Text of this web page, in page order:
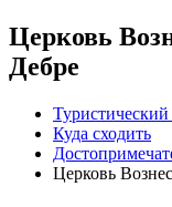
Церковь
Дебре
Куда сходить
Церковь